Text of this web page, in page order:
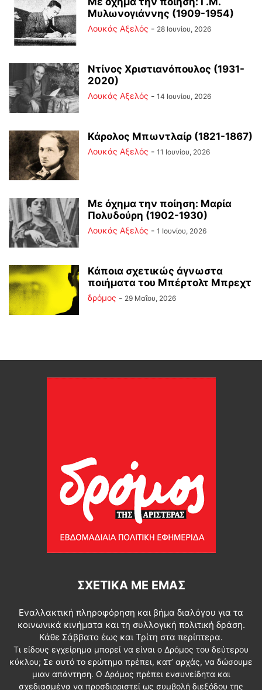
Μυλωνογιάννης (1909-1954)
Λουκάς Αξελός - 28 Ιουνίου, 2026
Ντίνος Χριστιανόπουλος (1931-
2020)
Λουκάς Αξελός - 14 Ιουνίου, 2026
Κάρολος Μπωντλαίρ (1821-1867)
Λουκάς Αξελός - 11 Ιουνίου, 2026
Με όχημα την ποίηση: Μαρία
Πολυδούρη (1902-1930)
Λουκάς Αξελός - 1 Ιουνίου, 2026
Κάποια σχετικώς άγνωστα
ποιήματα του Μπέρτολτ Μπρεχτ
δρόμος - 29 Μαΐου, 2026
ΣΧΕΤΙΚΆ ΜΕ ΕΜΆΣ
Εναλλακτική πληροφόρηση και βήμα διαλόγου για τα
κοινωνικά κινήματα και τη συλλογική πολιτική δράση.
Κάθε Σάββατο έως και Τρίτη στα περίπτερα.
Τι είδους εγχείρημα μπορεί να είναι ο Δρόμος του δεύτερου
κύκλου; Σε αυτό το ερώτημα πρέπει, κατ’ αρχάς, να δώσουμε
μιαν απάντηση. Ο Δρόμος πρέπει ενσυνείδητα και
σχεδιασμένα να προσδιοριστεί ως συμβολή διεξόδου της